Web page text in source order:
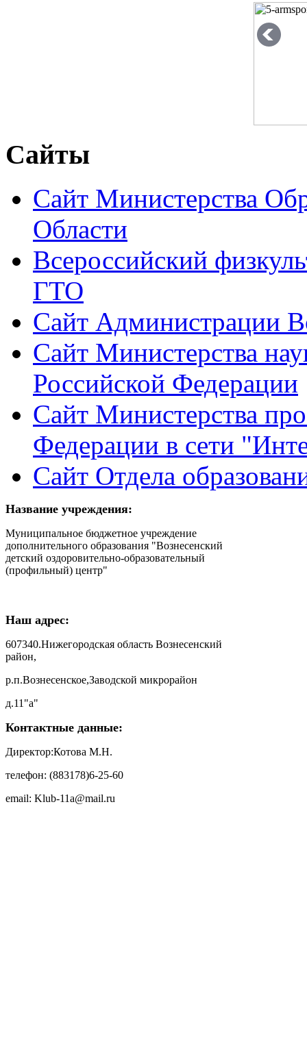
Сайты
Сайт Министерства
Области
Всероссийский
ГТО
Сайт Администрации
Сайт Министерства
Российской Федерации
Сайт Министерства
Федерации в сети
Сайт Отдела
Название учреждения:
Муниципальное бюджетное учреждение
дополнительного образования "Вознесенский
детский оздоровительно-образовательный
(профильный) центр"
Наш адрес:
607340.Нижегородская область Вознесенский
район,
р.п.Вознесенское,Заводской микрорайон
д.11"а"
Контактные данные:
Директор:Котова М.Н.
телефон: (883178)6-25-60
email: Klub-11a@mail.ru